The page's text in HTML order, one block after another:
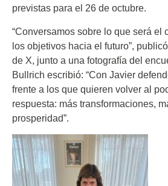
previstas para el 26 de octubre.
“Conversamos sobre lo que será el
los objetivos hacia el futuro”,
de X, junto a una fotografía del
Bullrich escribió: “Con Javier
frente a los que quieren volver al
respuesta: más transformaciones,
prosperidad”.